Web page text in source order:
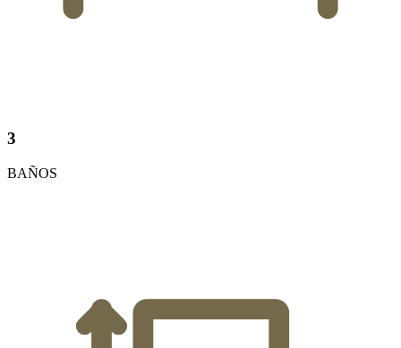
3
BAÑOS